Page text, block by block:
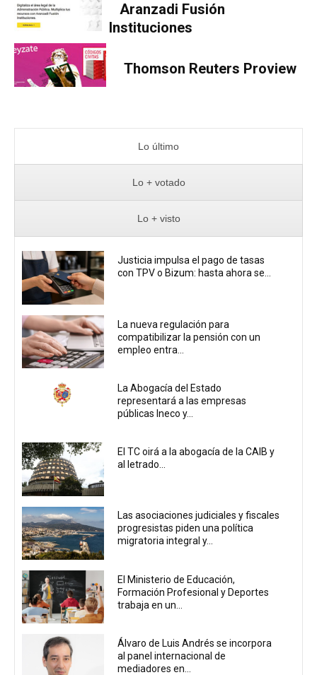
Aranzadi Fusión
Instituciones
Thomson Reuters Proview
Lo último
Lo + votado
Lo + visto
Justicia impulsa el pago de tasas
con TPV o Bizum: hasta ahora se...
La nueva regulación para
compatibilizar la pensión con un
empleo entra...
La Abogacía del Estado
representará a las empresas
públicas Ineco y...
El TC oirá a la abogacía de la CAIB y
al letrado...
Las asociaciones judiciales y fiscales
progresistas piden una política
migratoria integral y...
El Ministerio de Educación,
Formación Profesional y Deportes
trabaja en un...
Álvaro de Luis Andrés se incorpora
al panel internacional de
mediadores en...